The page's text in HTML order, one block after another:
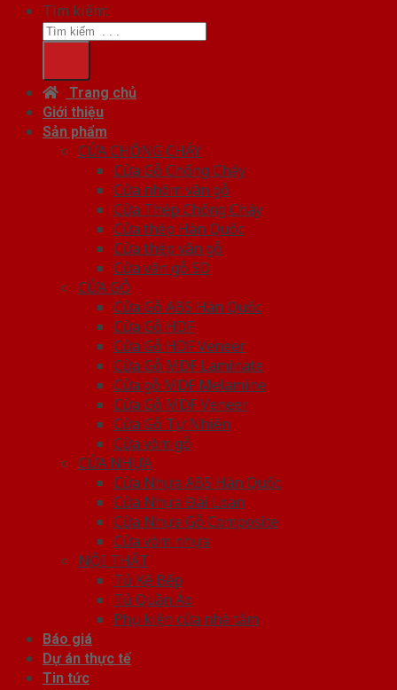
Tìm kiếm:
Trang chủ
Giới thiệu
Sản phẩm
CỬA CHỐNG CHÁY
Cửa Gỗ Chống Cháy
Cửa nhôm vân gỗ
Cửa Thép Chống Cháy
Cửa thép Hàn Quốc
Cửa thép vân gỗ
Cửa vân gỗ 5D
CỬA GỖ
Cửa Gỗ ABS Hàn Quốc
Cửa Gỗ HDF
Cửa Gỗ HDF Veneer
Cửa Gỗ MDF Laminate
Cửa gỗ MDF Melamine
Cửa Gỗ MDF Veneer
Cửa Gỗ Tự Nhiên
Cửa vòm gỗ
CỬA NHỰA
Cửa Nhựa ABS Hàn Quốc
Cửa Nhựa Đài Loan
Cửa Nhựa Gỗ Composite
Cửa vòm nhựa
NỘI THẤT
Tủ Kệ Bếp
Tủ Quần Áo
Phụ kiện cửa nhà tắm
Báo giá
Dự án thực tế
Tin tức